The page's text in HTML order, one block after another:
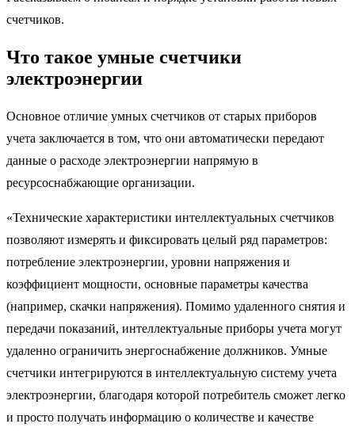
счетчиков.
Что такое умные счетчики
электроэнергии
Основное отличие умных счетчиков от старых приборов
учета заключается в том, что они автоматически передают
данные о расходе электроэнергии напрямую в
ресурсоснабжающие организации.
«Технические характеристики интеллектуальных счетчиков
позволяют измерять и фиксировать целый ряд параметров:
потребление электроэнергии, уровни напряжения и
коэффициент мощности, основные параметры качества
(например, скачки напряжения). Помимо удаленного снятия и
передачи показаний, интеллектуальные приборы учета могут
удаленно ограничить энергоснабжение должников. Умные
счетчики интегрируются в интеллектуальную систему учета
электроэнергии, благодаря которой потребитель сможет легко
и просто получать информацию о количестве и качестве